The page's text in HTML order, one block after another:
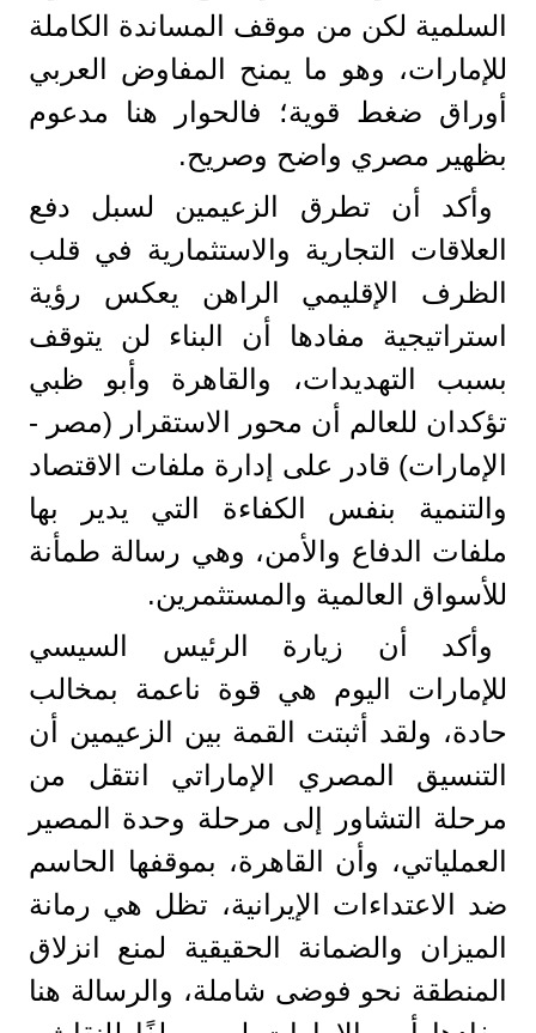
السلمية لكن من موقف المساندة الكاملة
للإمارات، وهو ما يمنح المفاوض العربي
أوراق ضغط قوية؛ فالحوار هنا مدعوم
بظهير مصري واضح وصريح.
وأكد أن تطرق الزعيمين لسبل دفع
العلاقات التجارية والاستثمارية في قلب
الظرف الإقليمي الراهن يعكس رؤية
استراتيجية مفادها أن البناء لن يتوقف
بسبب التهديدات، والقاهرة وأبو ظبي
تؤكدان للعالم أن محور الاستقرار (مصر -
الإمارات) قادر على إدارة ملفات الاقتصاد
والتنمية بنفس الكفاءة التي يدير بها
ملفات الدفاع والأمن، وهي رسالة طمأنة
للأسواق العالمية والمستثمرين.
وأكد أن زيارة الرئيس السيسي
للإمارات اليوم هي قوة ناعمة بمخالب
حادة، ولقد أثبتت القمة بين الزعيمين أن
التنسيق المصري الإماراتي انتقل من
مرحلة التشاور إلى مرحلة وحدة المصير
العملياتي، وأن القاهرة، بموقفها الحاسم
ضد الاعتداءات الإيرانية، تظل هي رمانة
الميزان والضمانة الحقيقية لمنع انزلاق
المنطقة نحو فوضى شاملة، والرسالة هنا